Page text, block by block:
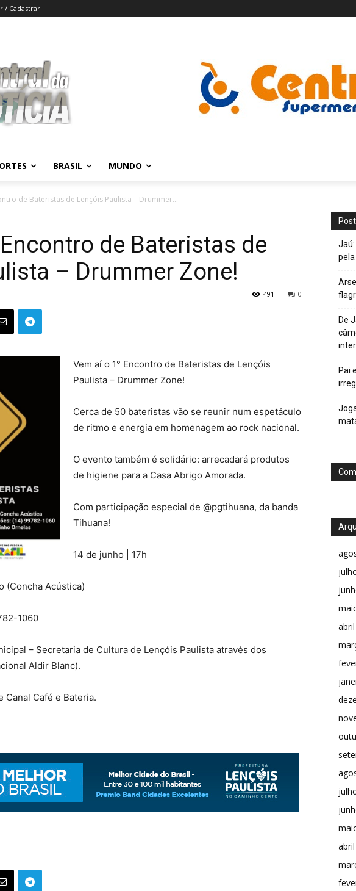
/ Cadastrar
BRASIL MUNDO
de Bateristas de Lençóis Paulista – Drummer...
de Bateristas de
– Drummer Zone!
0
491
Vem aí o 1° Encontro de Bateristas de Lençóis
Paulista – Drummer Zone!
Cerca de 50 bateristas vão se reunir num espetáculo
de ritmo e energia em homenagem ao rock nacional.
O evento também é solidário: arrecadará produtos
de higiene para a Casa Abrigo Amorada.
Com participação especial de @pgtihuana, da banda
Tihuana!
14 de junho | 17h
(Concha Acústica)
1060
– Secretaria de Cultura de Lençóis Paulista através dos
Aldir Blanc).
Canal Café e Bateria.
De
Pai